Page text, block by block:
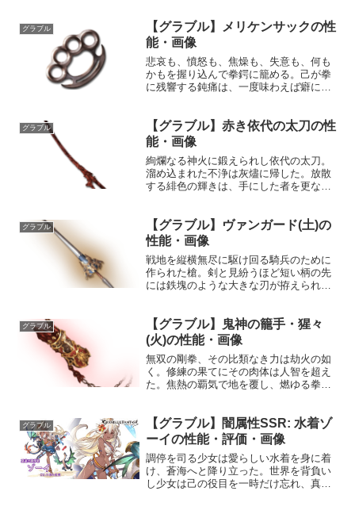
グラブル
【グラブル】メリケンサックの性
能・画像
悲哀も、憤怒も、焦燥も、失意も、何も
かもを握り込んで拳鍔に籠める。己が拳
に残響する鈍痛は、一度味わえば癖にな
MAXLv130129075奥義クォーラルナック
ル敵に風属性3.5倍...
グラブル
【グラブル】赤き依代の太刀の性
能・画像
絢爛なる神火に鍛えられし依代の太刀。
溜め込まれた不浄は灰燼に帰した。放散
する緋色の輝きは、手にした者を更なる
義亜空一閃敵に火属性3.5倍ダメージ〔減
衰値1...
グラブル
【グラブル】ヴァンガード(土)の
性能・画像
戦地を縦横無尽に駆け回る騎兵のために
作られた槍。剣と見紛うほど短い柄の先
には鉄塊のような大きな刃が拵えられ、
槍HP攻撃力MAXLv2573246200奥義高車
駟馬敵に土...
グラブル
【グラブル】鬼神の籠手・猩々
(火)の性能・画像
無双の剛拳、その比類なき力は劫火の如
く。修練の果てにその肉体は人智を超え
た。焦熱の覇気で地を覆し、燃ゆる拳は
報いる烈火の揮い敵に火属性5.0倍ダメー
ジ〔減...
グラブル
【グラブル】闇属性SSR: 水着ゾ
ーイの性能・評価・画像
調停を司る少女は愛らしい水着を身に着
け、蒼海へと降り立った。世界を背負い
し少女は己の役目を一時だけ忘れ、真夏